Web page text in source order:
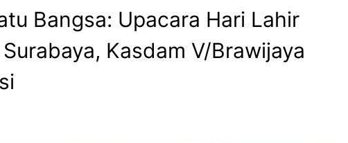
Bangsa: Upacara Hari Lahir
Kasdam V/Brawijaya